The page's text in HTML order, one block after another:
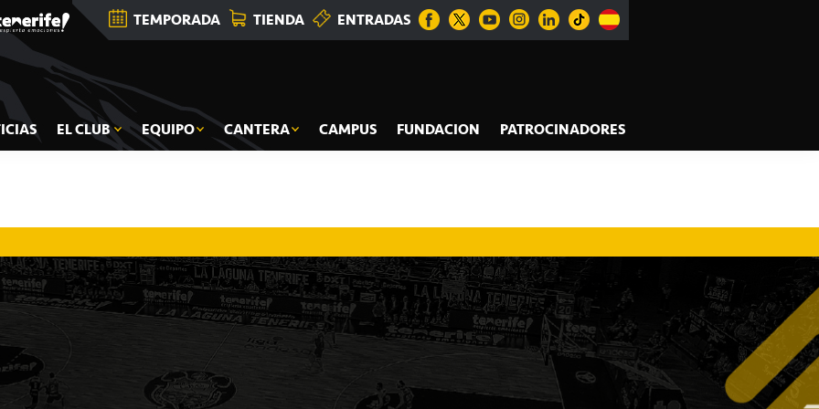
TEMPORADA TIENDA ENTRADAS
EL CLUB EQUIPO CANTERA CAMPUS FUNDACION
PATROCINADORES